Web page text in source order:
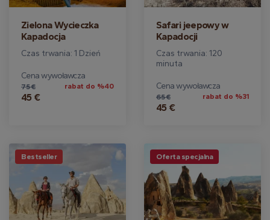
Zielona Wycieczka
Kapadocja
Czas trwania: 1 Dzień
Cena wywoławcza
75 €
45 €
rabat do %40
Safari jeepowy w
Kapadocji
Czas trwania: 120
minuta
Cena wywoławcza
65 €
45 €
rabat do %31
Bestseller Oferta specjalna